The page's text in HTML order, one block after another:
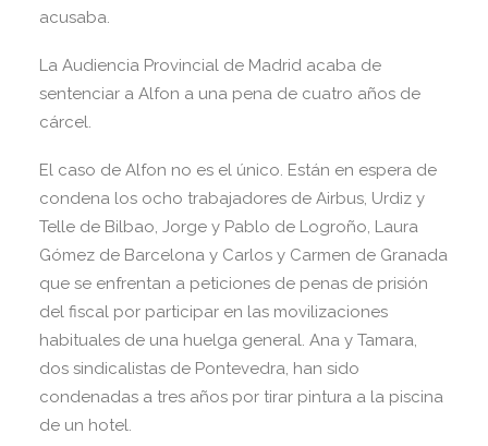
acusaba.
La Audiencia Provincial de Madrid acaba de
sentenciar a Alfon a una pena de cuatro años de
cárcel.
El caso de Alfon no es el único. Están en espera de
condena los ocho trabajadores de Airbus, Urdiz y
Telle de Bilbao, Jorge y Pablo de Logroño, Laura
Gómez de Barcelona y Carlos y Carmen de Granada
que se enfrentan a peticiones de penas de prisión
del fiscal por participar en las movilizaciones
habituales de una huelga general. Ana y Tamara,
dos sindicalistas de Pontevedra, han sido
condenadas a tres años por tirar pintura a la piscina
de un hotel.